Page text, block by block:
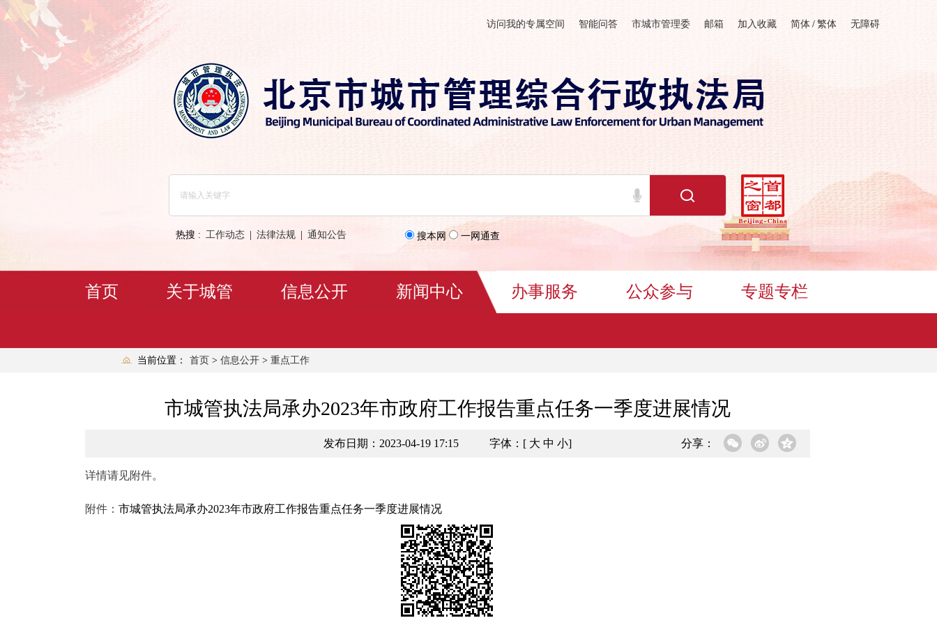
访问我的专属空间 智能问答 市城市管理委 邮箱 加入收藏 简体 / 繁体 无障碍
搜本网 一网通查
热搜 : 工作动态 法律法规 通知公告
首页 关于城管 信息公开 新闻中心 办事服务 公众参与 专题专栏
当前位置： 首页 > 信息公开 > 重点工作
市城管执法局承办2023年市政府工作报告重点任务一季度进展情况
发布日期：2023-04-19 17:15 字体：[ 大 中 小] 分享：
详情请见附件。
附件： 市城管执法局承办2023年市政府工作报告重点任务一季度进展情况